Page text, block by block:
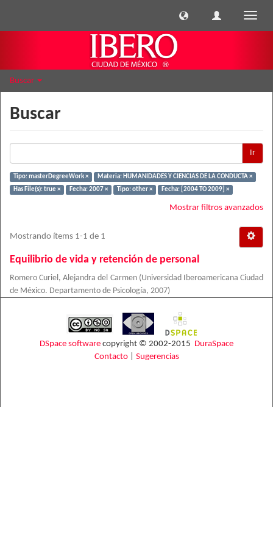
Buscar
Buscar
Ir
Tipo: masterDegreeWork ×
Materia: HUMANIDADES Y CIENCIAS DE LA CONDUCTA ×
Has File(s): true ×
Fecha: 2007 × Tipo: other × Fecha: [2004 TO 2009] ×
Mostrar filtros avanzados
Mostrando ítems 1-1 de 1
Equilibrio de vida y retención de personal
Romero Curiel, Alejandra del Carmen (Universidad Iberoamericana Ciudad
de México. Departamento de Psicología, 2007)
DSpace software copyright © 2002-2015 DuraSpace
Contacto| Sugerencias